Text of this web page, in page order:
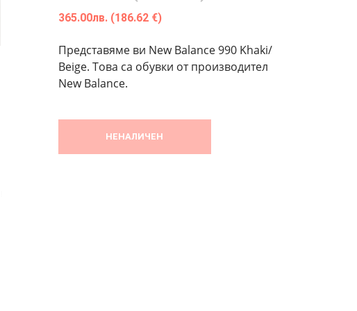
365.00лв. (186.62 €)
Представяме ви New Balance 990 Khaki/
Beige. Това са обувки от производител
New Balance.
НЕНАЛИЧЕН